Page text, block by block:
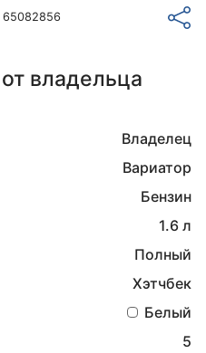
65082856
владельца
Владелец
Вариатор
Бензин
1.6 л
Полный
Хэтчбек
Белый
5